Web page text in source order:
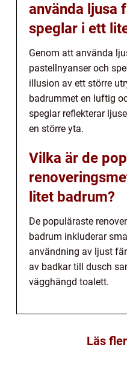
använda ljusa
speglar i ett
Genom att använda
pastellnyanser och
illusion av ett större
badrummet en luftig
speglar reflekterar
en större yta.
Vilka är de
litet badrum?
De populäraste
badrum inkluderar
användning av ljust
av badkar till dusch
vägghängd toalett.
Läs